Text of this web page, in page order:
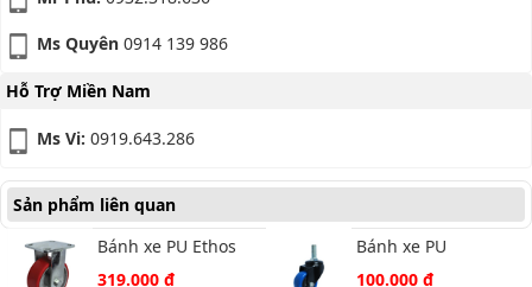
Ms Quyên 0914 139 986
Hỗ Trợ Miền Nam
Ms Vi: 0919.643.286
Sản phẩm liên quan
Bánh xe PU Ethos
492XUQ100P45
319.000 đ
Bánh xe PU
261UBZ050T12 vít
100.000 đ